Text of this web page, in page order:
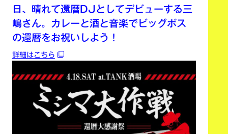
日、晴れて還暦DJとしてデビューする三
嶋さん。カレーと酒と音楽でビッグボス
の還暦をお祝いしよう！
詳細はこちら